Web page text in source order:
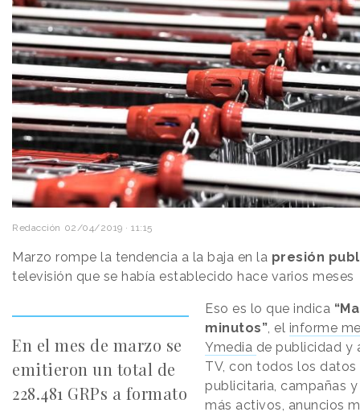
Redacción 02/04/2019 · 11:15
Marzo rompe la tendencia a la baja en la presión
televisión que se había establecido hace varios meses
En el mes de marzo se
emitieron un total de
228.481 GRPs a formato
Eso es lo que indica
minutos”, el informe
Ymedia de publicidad y
TV, con todos los datos
publicitaria, campañas
más activos, anuncios